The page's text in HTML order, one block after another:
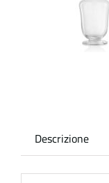
Descrizione